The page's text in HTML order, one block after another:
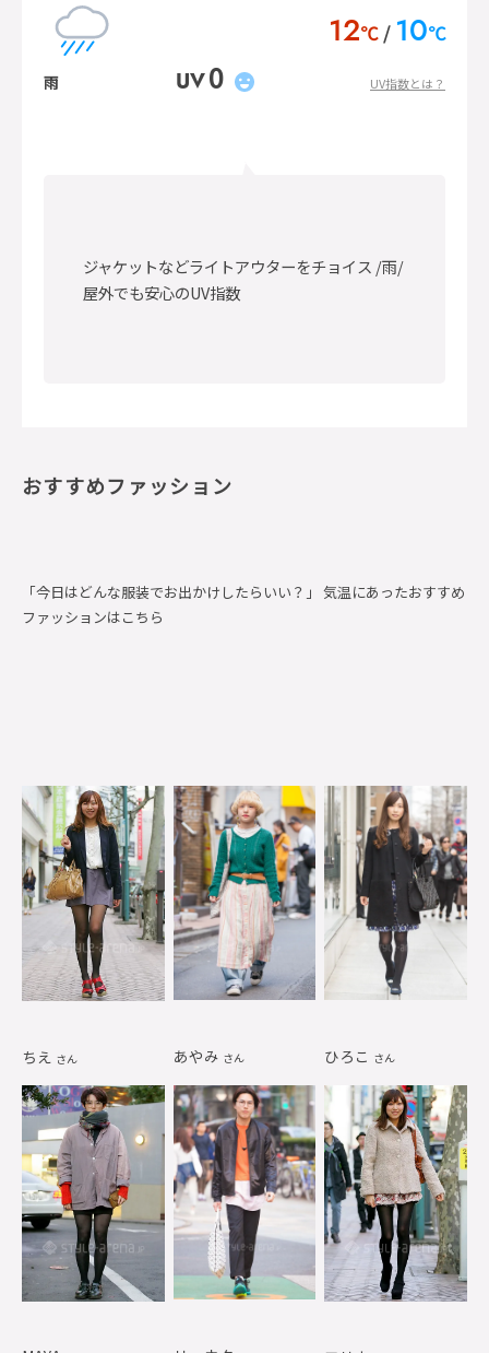
12℃ 10℃
雨 UV0 UV指数とは？
ジャケットなどライトアウターをチョイス /雨/
屋外でも安心のUV指数
おすすめファッション
「今日はどんな服装でお出かけしたらいい？」 気温にあったおすすめ
ファッションはこちら
ちえ さん あやみ さん ひろこ さん